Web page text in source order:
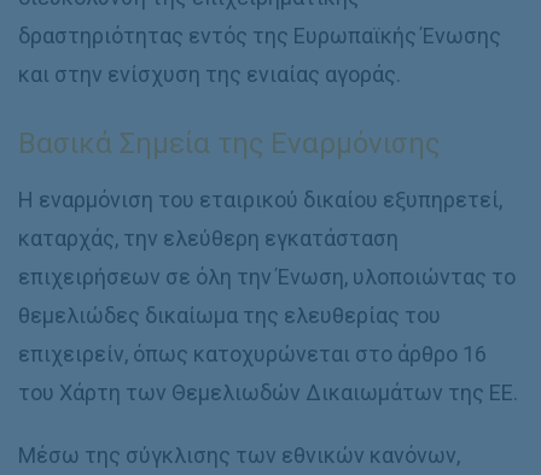
δραστηριότητας εντός της Ευρωπαϊκής Ένωσης
και στην ενίσχυση της ενιαίας αγοράς.
Βασικά Σημεία της Εναρμόνισης
Η εναρμόνιση του εταιρικού δικαίου εξυπηρετεί,
καταρχάς, την ελεύθερη εγκατάσταση
επιχειρήσεων σε όλη την Ένωση, υλοποιώντας το
θεμελιώδες δικαίωμα της ελευθερίας του
επιχειρείν, όπως κατοχυρώνεται στο άρθρο 16
του Χάρτη των Θεμελιωδών Δικαιωμάτων της ΕΕ.
Μέσω της σύγκλισης των εθνικών κανόνων,